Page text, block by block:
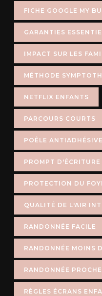
FICHE GOOGLE MY
GARANTIES
IMPACT SUR LES
MÉTHODE
NETFLIX ENFANTS
PARCOURS COURTS
POÊLE ANTIADHÉSIVE
PROMPT D'ÉCRITURE
PROTECTION DU
QUALITÉ DE L'AIR
RANDONNÉE FACILE
RANDONNÉE MOINS
RANDONNÉE
RÈGLES ÉCRANS